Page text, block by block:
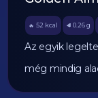
🔥 52 kcal 🥩 0.26g
Az egyik
még mindig